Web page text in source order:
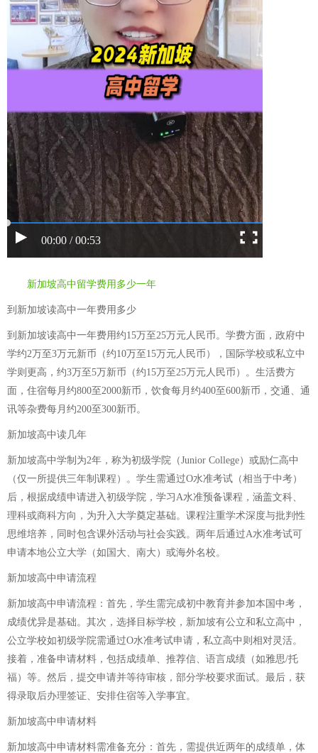
00:00 / 00:53
新加坡高中留学费用多少一年
到新加坡读高中一年费用多少
到新加坡读高中一年费用约15万至25万元人民币。学费方面，政府中
学约2万至3万元新币（约10万至15万元人民币），国际学校或私立中
学则更高，约3万至5万新币（约15万至25万元人民币）。生活费方
面，住宿每月约800至2000新币，饮食每月约400至600新币，交通、通
讯等杂费每月约200至300新币。
新加坡高中读几年
新加坡高中学制为2年，称为初级学院（Junior College）或励仁高中
（仅一所提供三年制课程）。学生需通过O水准考试（相当于中考）
后，根据成绩申请进入初级学院，学习A水准预备课程，涵盖文科、
理科或商科方向，为升入大学奠定基础。课程注重学术深度与批判性
思维培养，同时包含课外活动与社会实践。两年后通过A水准考试可
申请本地公立大学（如国大、南大）或海外名校。
新加坡高中申请流程
新加坡高中申请流程：首先，学生需完成初中教育并参加本国中考，
成绩优异是基础。其次，选择目标学校，新加坡有公立和私立高中，
公立学校如初级学院需通过O水准考试申请，私立高中则相对灵活。
接着，准备申请材料，包括成绩单、推荐信、语言成绩（如雅思/托
福）等。然后，提交申请并等待审核，部分学校要求面试。最后，获
得录取后办理签证、安排住宿等入学事宜。
新加坡高中申请材料
新加坡高中申请材料需准备充分：首先，需提供近两年的成绩单，体